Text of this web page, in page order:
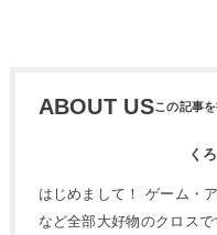
ABOUT US
く
はじめまして！ ゲーム・
など全部大好物のクロス